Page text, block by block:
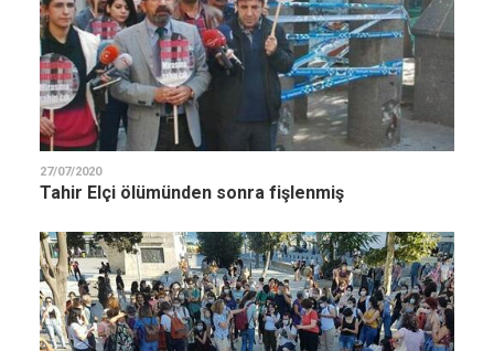
27/07/2020
Tahir Elçi ölümünden sonra fişlenmiş